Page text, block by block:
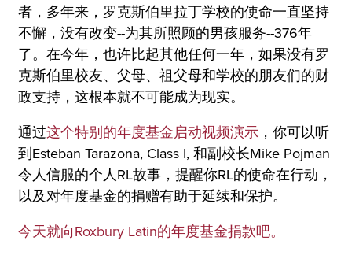
者，多年来，罗克斯伯里拉丁学校的使命一直坚持
不懈，没有改变--为其所照顾的男孩服务--376年
了。在今年，也许比起其他任何一年，如果没有罗
克斯伯里校友、父母、祖父母和学校的朋友们的财
政支持，这根本就不可能成为现实。
通过这个特别的年度基金启动视频演示 ，你可以听
到Esteban Tarazona, Class I, 和副校长Mike Pojman
令人信服的个人RL故事，提醒你RL的使命在行动，
以及对年度基金的捐赠有助于延续和保护。
今天就向Roxbury Latin的年度基金捐款吧。